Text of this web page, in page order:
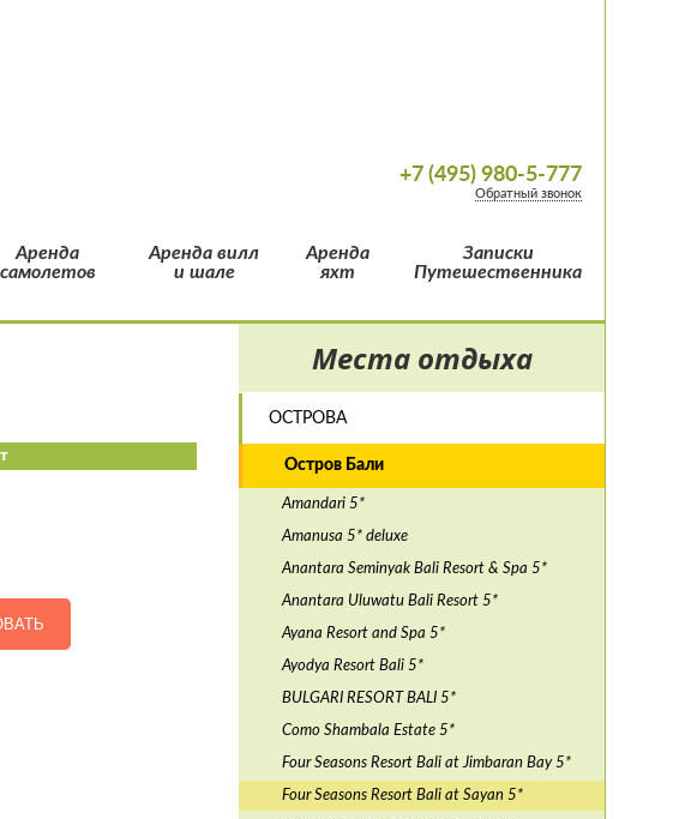
+7 (495) 980-5-777
Обратный звонок
Аренда
самолетов
Аренда вилл
и шале
Аренда
яхт
Записки
Путешественника
Места отдыха
ОСТРОВА
Остров Бали
Amandari 5*
Amanusa 5* deluxe
Anantara Seminyak Bali Resort & Spa 5*
Anantara Uluwatu Bali Resort 5*
Ayana Resort and Spa 5*
Ayodya Resort Bali 5*
BULGARI RESORT BALI 5*
Como Shambala Estate 5*
Four Seasons Resort Bali at Jimbaran Bay 5*
Four Seasons Resort Bali at Sayan 5*